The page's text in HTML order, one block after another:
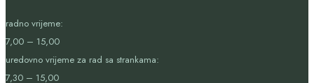
radno vrijeme:
7,00 – 15,00
uredovno vrijeme za rad sa strankama:
7,30 – 15,00